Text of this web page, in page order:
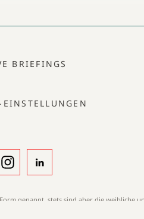
BRIEFINGS
genannt, stets sind aber die weibliche